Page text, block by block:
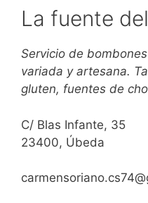
La fuente
Servicio de
variada y artesana.
gluten, fuentes de
C/ Blas Infante, 35
23400, Úbeda